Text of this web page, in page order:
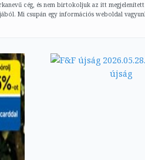
cég, és nem birtokoljuk az itt
Mi csupán egy információs weboldal